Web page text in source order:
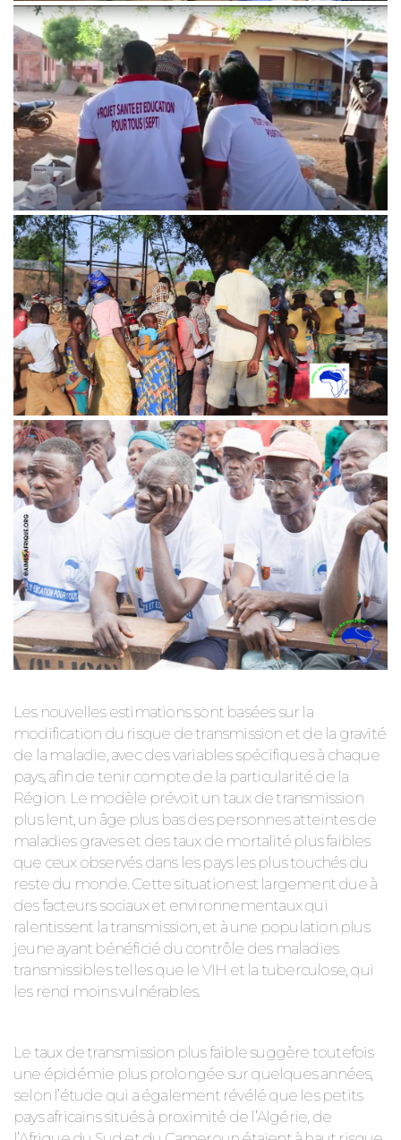
Les nouvelles estimations sont basées sur la
modification du risque de transmission et de la gravité
de la maladie, avec des variables spécifiques à chaque
pays, afin de tenir compte de la particularité de la
Région. Le modèle prévoit un taux de transmission
plus lent, un âge plus bas des personnes atteintes de
maladies graves et des taux de mortalité plus faibles
que ceux observés dans les pays les plus touchés du
reste du monde. Cette situation est largement due à
des facteurs sociaux et environnementaux qui
ralentissent la transmission, et à une population plus
jeune ayant bénéficié du contrôle des maladies
transmissibles telles que le VIH et la tuberculose, qui
les rend moins vulnérables.
Le taux de transmission plus faible suggère toutefois
une épidémie plus prolongée sur quelques années,
selon l’étude qui a également révélé que les petits
pays africains situés à proximité de l’Algérie, de